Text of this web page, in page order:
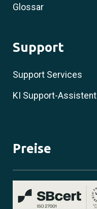
Glossar
Support
Support Services
KI Support-Assistent
Preise